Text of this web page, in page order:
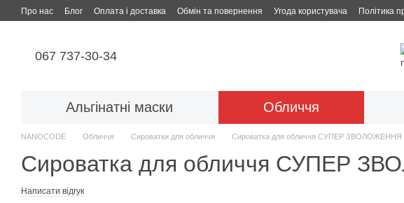
Перейти до основного контенту
Про нас Блог Оплата і доставка Обмін та повернення Угода користувача Політика
067 737-30-34
Альгінатні маски Обличчя
NANOCODE Обличчя Сироватки для обличчя Сироватка для обличчя СУПЕР ЗВОЛОЖЕННЯ
Сироватка для обличчя СУПЕР
Написати відгук